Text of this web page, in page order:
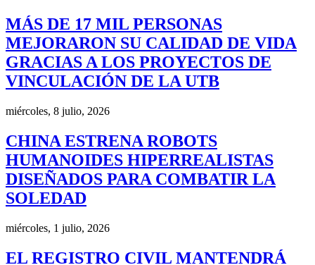
MÁS DE 17 MIL PERSONAS
MEJORARON SU CALIDAD DE VIDA
GRACIAS A LOS PROYECTOS DE
VINCULACIÓN DE LA UTB
miércoles, 8 julio, 2026
CHINA ESTRENA ROBOTS
HUMANOIDES HIPERREALISTAS
DISEÑADOS PARA COMBATIR LA
SOLEDAD
miércoles, 1 julio, 2026
EL REGISTRO CIVIL MANTENDRÁ